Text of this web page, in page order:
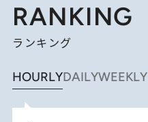
RANKING
ランキング
HOURLYDAILYWEEKLY